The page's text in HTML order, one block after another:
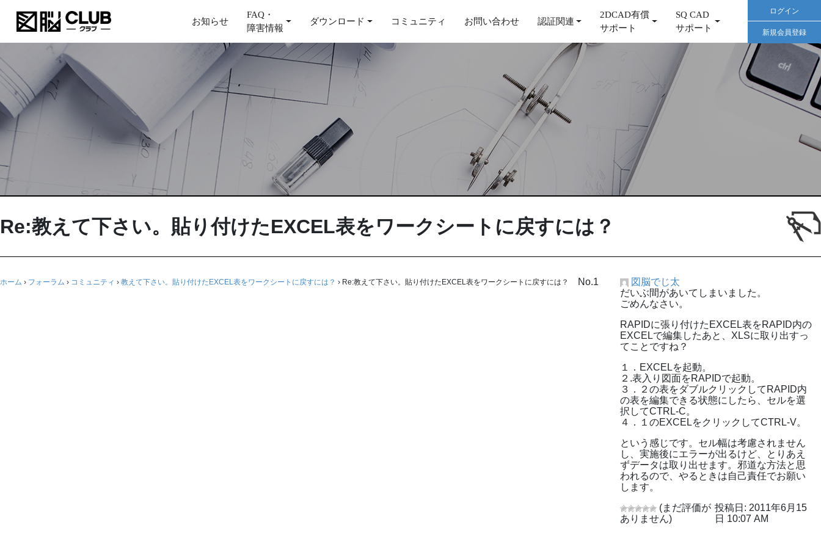
お知らせ
FAQ・
障害情報
ダウンロード コミュニティ お問い合わせ 認証関連
2DCAD有償
サポート
SQ CAD
サポート
ログイン
新規会員登録
Re:教えて下さい。貼り付けたEXCEL表をワークシートに戻すには？
ホーム › フォーラム › コミュニティ › 教えて下さい。貼り付けたEXCEL表をワークシートに戻すには？ › Re:教えて下さい。貼り付けたEXCEL表をワークシートに戻すには？ No.1
図脳でじ太
だいぶ間があいてしまいました。
ごめんなさい。
RAPIDに張り付けたEXCEL表をRAPID内の
EXCELで編集したあと、XLSに取り出すっ
てことですね？
１．EXCELを起動。
２.表入り図面をRAPIDで起動。
３．２の表をダブルクリックしてRAPID内
の表を編集できる状態にしたら、セルを選
択してCTRL-C。
４．１のEXCELをクリックしてCTRL-V。
という感じです。セル幅は考慮されません
し、実施後にエラーが出るけど、とりあえ
ずデータは取り出せます。邪道な方法と思
われるので、やるときは自己責任でお願い
します。
(まだ評価が
ありません)
投稿日: 2011年6月15
日 10:07 AM